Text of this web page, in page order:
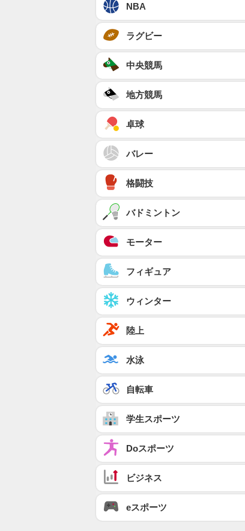
NBA
ラグビー
中央競馬
地方競馬
卓球
バレー
格闘技
バドミントン
モーター
フィギュア
ウィンター
陸上
水泳
自転車
学生スポーツ
Doスポーツ
ビジネス
eスポーツ